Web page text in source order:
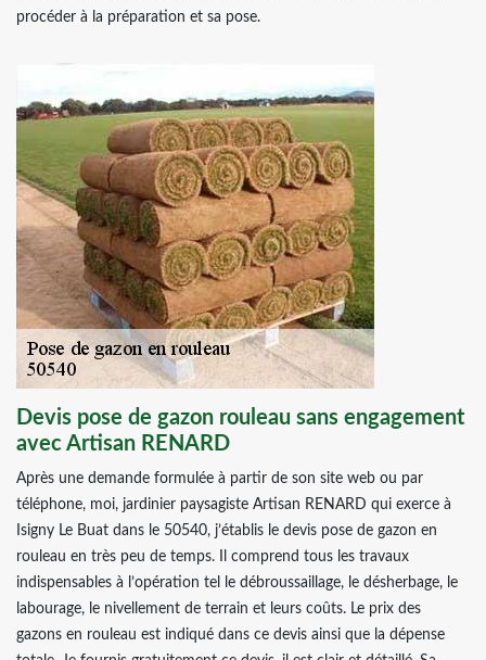
procéder à la préparation et sa pose.
Devis pose de gazon rouleau sans engagement
avec Artisan RENARD
Après une demande formulée à partir de son site web ou par
téléphone, moi, jardinier paysagiste Artisan RENARD qui exerce à
Isigny Le Buat dans le 50540, j’établis le devis pose de gazon en
rouleau en très peu de temps. Il comprend tous les travaux
indispensables à l’opération tel le débroussaillage, le désherbage, le
labourage, le nivellement de terrain et leurs coûts. Le prix des
gazons en rouleau est indiqué dans ce devis ainsi que la dépense